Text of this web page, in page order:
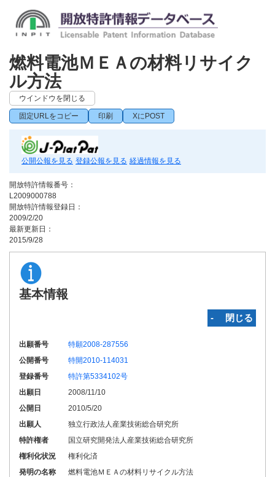
燃料電池ＭＥＡの材料リサイク
ル方法
ウインドウを閉じる
固定URLをコピー 印刷 XにPOST
公開公報を見る 登録公報を見る 経過情報を見る
開放特許情報番号：
L2009000788
開放特許情報登録日：
2009/2/20
最新更新日：
2015/9/28
基本情報
‐ 閉じる
出願番号
特願2008-287556
公開番号
特開2010-114031
登録番号
特許第5334102号
出願日
2008/11/10
公開日
2010/5/20
出願人
独立行政法人産業技術総合研究所
特許権者
国立研究開発法人産業技術総合研究所
権利化状況
権利化済
発明の名称
燃料電池ＭＥＡの材料リサイクル方法